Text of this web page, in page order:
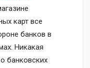
карт все
банков в
Никакая
банковских